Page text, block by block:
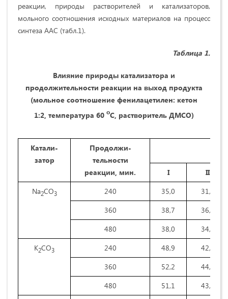
реакции, природы растворителей и катализаторов,
мольного соотношения исходных материалов на процесс
синтеза ААС (табл.1).
Таблица 1.
Влияние природы катализатора и
продолжительности реакции на выход продукта
(мольное соотношение фенилацетилен: кетон
1:2, температура 60 oC, растворитель ДМСО)
Катали-
затор
Продолжи-
тельности
реакции, мин.
I
II
Na2CO3 240 35,0
31,0
360
38,7
36,0
480
38,0
34,8
К2CO3 240 48,9
42,2
360
52,2
44,4
480
51,1
43,5